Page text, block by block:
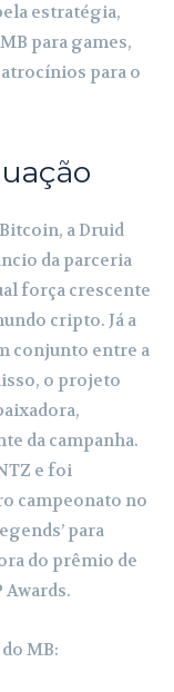
estratégia,
para games,
para o
a Druid
da parceria
força crescente
cripto. Já a
conjunto entre a
o projeto
da campanha.
e foi
campeonato no
para
do prêmio de
Awards.
MB: